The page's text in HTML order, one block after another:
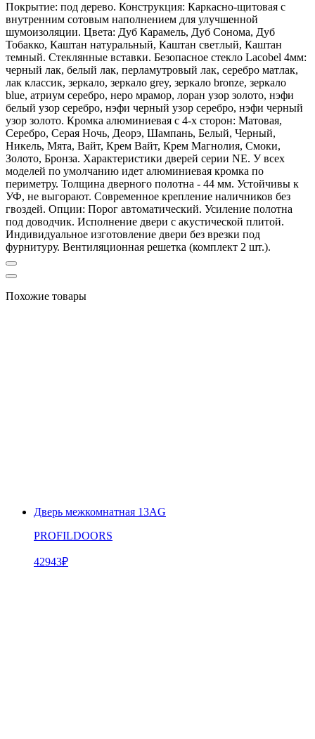
Покрытие: под дерево. Конструкция: Каркасно-щитовая с
внутренним сотовым наполнением для улучшенной
шумоизоляции. Цвета: Дуб Карамель, Дуб Сонома, Дуб
Тобакко, Каштан натуральный, Каштан светлый, Каштан
темный. Стеклянные вставки. Безопасное стекло Lacobel 4мм:
черный лак, белый лак, перламутровый лак, серебро матлак,
лак классик, зеркало, зеркало grey, зеркало bronze, зеркало
blue, атриум серебро, неро мрамор, лоран узор золото, нэфи
белый узор серебро, нэфи черный узор серебро, нэфи черный
узор золото. Кромка алюминиевая с 4-х сторон: Матовая,
Серебро, Серая Ночь, Деорэ, Шампань, Белый, Черный,
Никель, Мята, Вайт, Крем Вайт, Крем Магнолия, Смоки,
Золото, Бронза. Характеристики дверей серии NE. У всех
моделей по умолчанию идет алюминиевая кромка по
периметру. Толщина дверного полотна - 44 мм. Устойчивы к
УФ, не выгорают. Современное крепление наличников без
гвоздей. Опции: Порог автоматический. Усиление полотна
под доводчик. Исполнение двери с акустической плитой.
Индивидуальное изготовление двери без врезки под
фурнитуру. Вентиляционная решетка (комплект 2 шт.).
Похожие товары
Дверь межкомнатная 13AG
PROFILDOORS
42943₽